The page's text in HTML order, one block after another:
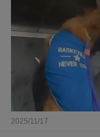
2025/11/17